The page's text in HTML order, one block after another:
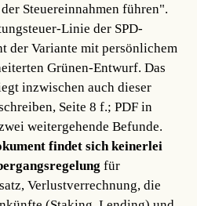
Steuereinnahmen führen".
Linie der SPD-
der Variante mit persönlichem
Grünen-Entwurf. Das
inzwischen auch dieser
Seite 8 f.; PDF in
weitergehende Befunde.
findet sich keinerlei
für
Verlustverrechnung, die